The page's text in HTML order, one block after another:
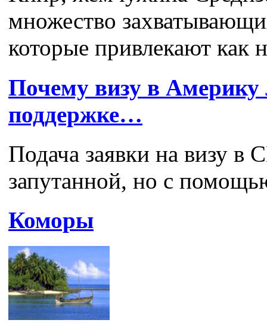
множество
которые привлекают как
Почему визу в
поддержке…
Подача заявки на визу
запутанной, но с
Коморы